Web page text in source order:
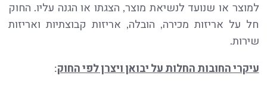
למוצר או שנועד לנשיאת מוצר, הצגתו או הגנה עליו. החוק
חל על אריזות מכירה, הובלה, אריזות קבוצתיות ואריזות
שירות.
עיקרי החובות החלות על יבואן ויצרן לפי החוק: